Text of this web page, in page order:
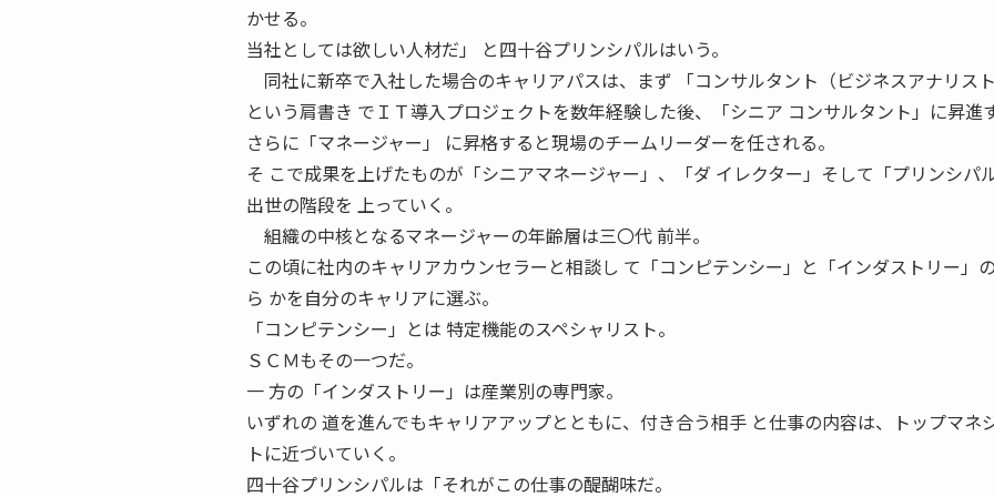
かせる。
当社としては欲しい人材だ」 と四十谷プリンシパルはいう。
同社に新卒で入社した場合のキャリアパスは、まず 「コンサルタント（ビジネスアナリスト
という肩書き でＩＴ導入プロジェクトを数年経験した後、「シニア コンサルタント」に昇進
さらに「マネージャー」 に昇格すると現場のチームリーダーを任される。
そ こで成果を上げたものが「シニアマネージャー」、「ダ イレクター」そして「プリンシパ
出世の階段を 上っていく。
組織の中核となるマネージャーの年齢層は三〇代 前半。
この頃に社内のキャリアカウンセラーと相談し て「コンピテンシー」と「インダストリー」
ら かを自分のキャリアに選ぶ。
「コンピテンシー」とは 特定機能のスペシャリスト。
ＳＣＭもその一つだ。
一 方の「インダストリー」は産業別の専門家。
いずれの 道を進んでもキャリアアップとともに、付き合う相手 と仕事の内容は、トップマネ
トに近づいていく。
四十谷プリンシパルは「それがこの仕事の醍醐味だ。